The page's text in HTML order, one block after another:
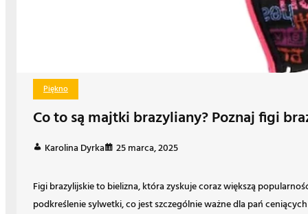
Piękno
Co to są majtki brazyliany? Poznaj figi
Karolina Dyrka 25 marca, 2025
Figi brazylijskie to bielizna, która zyskuje coraz większą
podkreślenie sylwetki, co jest szczególnie ważne dla pań